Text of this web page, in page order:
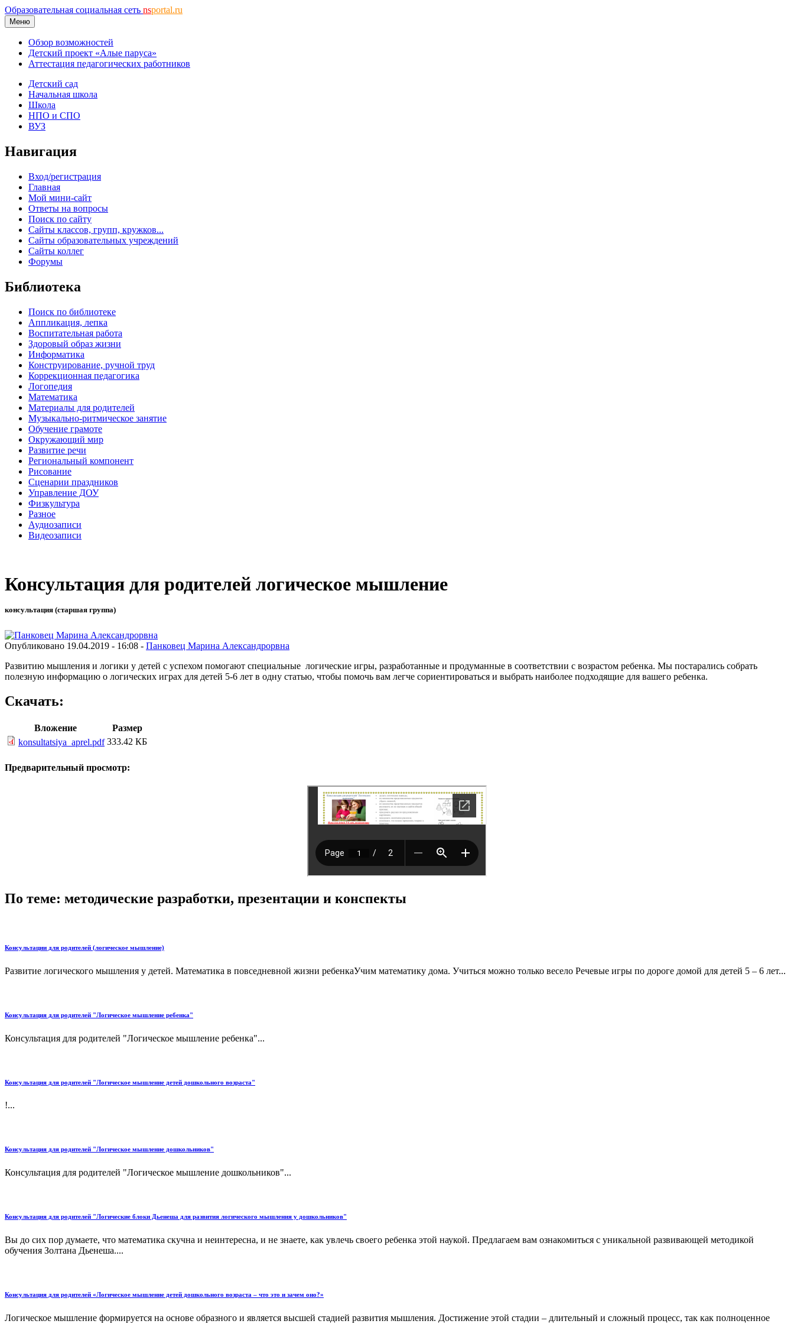
Образовательная социальная сеть nsportal.ru
Меню
Обзор возможностей
Детский проект «Алые паруса»
Аттестация педагогических работников
Детский сад
Начальная школа
Школа
НПО и СПО
ВУЗ
Навигация
Вход/регистрация
Главная
Мой мини-сайт
Ответы на вопросы
Поиск по сайту
Сайты классов, групп, кружков...
Сайты образовательных учреждений
Сайты коллег
Форумы
Библиотека
Поиск по библиотеке
Аппликация, лепка
Воспитательная работа
Здоровый образ жизни
Информатика
Конструирование, ручной труд
Коррекционная педагогика
Логопедия
Математика
Материалы для родителей
Музыкально-ритмическое занятие
Обучение грамоте
Окружающий мир
Развитие речи
Региональный компонент
Рисование
Сценарии праздников
Управление ДОУ
Физкультура
Разное
Аудиозаписи
Видеозаписи
Консультация для родителей логическое мышление
консультация (старшая группа)
Опубликовано 19.04.2019 - 16:08 - Панковец Марина Александрорвна
Развитию мышления и логики у детей с успехом помогают специальные логические игры, разработанные и продуманные в соответствии с возрастом ребенка. Мы постарались собрать
полезную информацию о логических играх для детей 5-6 лет в одну статью, чтобы помочь вам легче сориентироваться и выбрать наиболее подходящие для вашего ребенка.
Скачать:
Вложение
Размер
konsultatsiya_aprel.pdf 333.42 КБ
Предварительный просмотр:
По теме: методические разработки, презентации и конспекты
Консультации для родителей (логическое мышление)
Развитие логического мышления у детей. Математика в повседневной жизни ребенкаУчим математику дома. Учиться можно только весело Речевые игры по дороге домой для детей 5 – 6 лет...
Консультация для родителей "Логическое мышление ребенка"
Консультация для родителей "Логическое мышление ребенка"...
Консультация для родителей "Логическое мышление детей дошкольного возраста"
!...
Консультация для родителей "Логическое мышление дошкольников"
Консультация для родителей "Логическое мышление дошкольников"...
Консультация для родителей "Логические блоки Дьенеша для развития логического мышления у дошкольников"
Вы до сих пор думаете, что математика скучна и неинтересна, и не знаете, как увлечь своего ребенка этой наукой. Предлагаем вам ознакомиться с уникальной развивающей методикой
обучения Золтана Дьенеша....
Консультация для родителей «Логическое мышление детей дошкольного возраста – что это и зачем оно?»
Логическое мышление формируется на основе образного и является высшей стадией развития мышления. Достижение этой стадии – длительный и сложный процесс, так как полноценное